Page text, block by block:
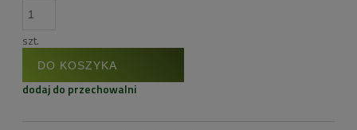
szt.
DO KOSZYKA
dodaj do przechowalni